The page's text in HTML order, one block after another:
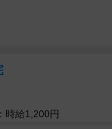
時給1,200円